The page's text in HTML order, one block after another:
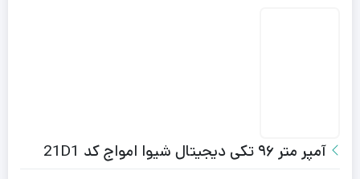
آمپر متر ۹۶ تکی دیجیتال شیوا امواج کد 21D1